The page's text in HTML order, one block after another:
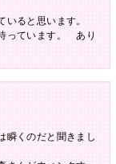
いると思います。
っています。 あり
瞬くのだと聞きまし